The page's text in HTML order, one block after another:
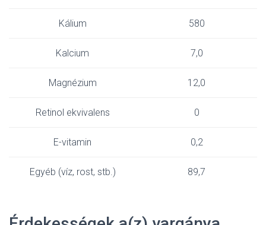
Kálium 580
Kalcium 7,0
Magnézium 12,0
Retinol ekvivalens 0
E-vitamin 0,2
Egyéb (víz, rost, stb.) 89,7